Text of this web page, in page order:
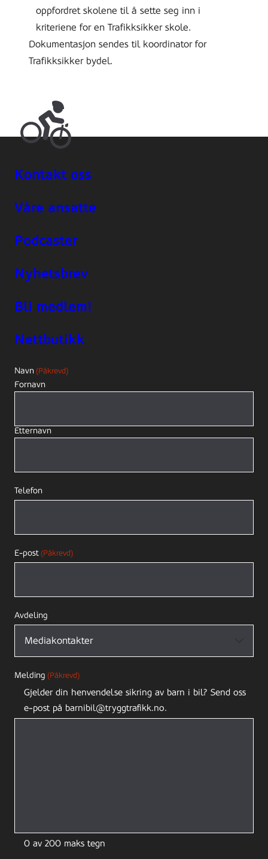
oppfordret skolene til å sette seg inn i
kriteriene for en Trafikksikker skole.
Dokumentasjon sendes til koordinator for
Trafikksikker bydel.
Kontakt oss
Våre ansatte
Podcaster
Nyhetsbrev
Bli medlem!
Nettbutikk
Navn (Påkrevd)
Fornavn
Etternavn
Telefon
E-post (Påkrevd)
Avdeling
Melding (Påkrevd)
Gjelder din henvendelse sikring av barn i bil? Send oss
e-post på barnibil@tryggtrafikk.no.
0 av 200 maks tegn